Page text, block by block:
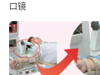
口镜